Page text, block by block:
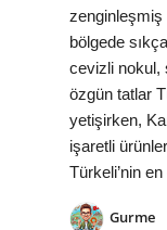
Şehirler
Helal Gıda & Dini
Gıda Güvenliği &
Kalori & Diyet
Mutfak Püf
zenginleşmiş
bölgede
cevizli nokul,
özgün tatlar
yetişirken,
işaretli
Türkeli’nin
Gurme